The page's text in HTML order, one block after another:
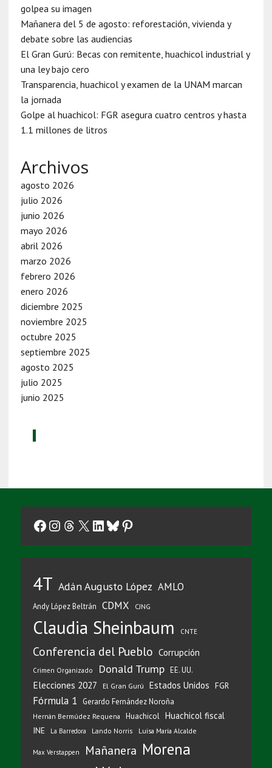
golpea su imagen
Mañanera del 5 de agosto: reforestación, vivienda y
debate sobre las audiencias
El Gran Gurú: Becas con remitente, huachicol industrial y
una ley bajo cero
Transparencia, huachicol y examen de la UNAM marcan
la jornada
Golpe al huachicol: FGR asegura cuatro centros y hasta
1.1 millones de litros
Archivos
agosto 2026
julio 2026
junio 2026
mayo 2026
abril 2026
marzo 2026
febrero 2026
enero 2026
diciembre 2025
noviembre 2025
octubre 2025
septiembre 2025
agosto 2025
julio 2025
junio 2025
Facebook
Instagram
Threads
X LinkedIn
Bluesky
Pinterest
4T Adán Augusto López AMLO
Andy López Beltrán CDMX CJNG
Claudia Sheinbaum CNTE
Conferencia del Pueblo Corrupción
Crimen Organizado Donald Trump EE. UU.
Elecciones 2027 El Gran Gurú Estados Unidos FGR
Fórmula 1 Gerardo Fernández Noroña
Hernán Bermúdez Requena Huachicol Huachicol fiscal
INE La Barredora Lando Norris Luisa María Alcalde
Max Verstappen Mañanera Morena